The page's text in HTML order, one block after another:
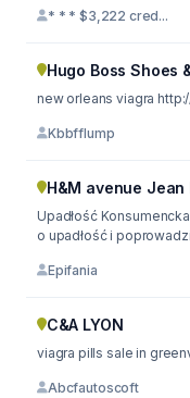
* * * $3,222 cred...
Hugo Boss Shoes
Kbbfflump
H&M avenue Jean
Upadłość
o upadłość i
Epifania
C&A LYON
Abcfautoscoft